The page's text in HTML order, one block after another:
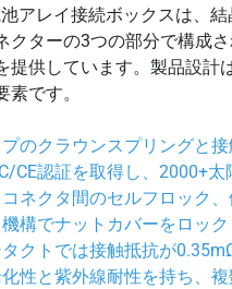
アレイ接続ボックスは、
クターの3つの部分で構成
提供しています。製品設
です。
プのクラウンスプリングと
CE認証を取得し、2000+
ネクタ間のセルフロック
構でナットカバーをロッ
クトでは接触抵抗が
性と紫外線耐性を持ち、